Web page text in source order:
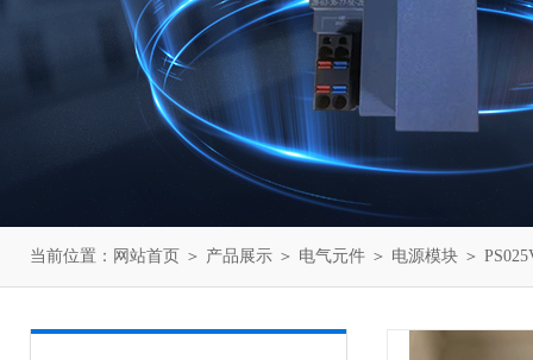
当前位置： 网站首页 ＞ 产品展示 ＞ 电气元件 ＞ 电源模块 ＞